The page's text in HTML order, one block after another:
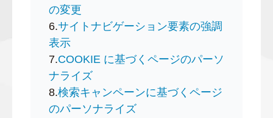
の変更
6.サイトナビゲーション要素の強調
表示
7.COOKIE に基づくページのパーソ
ナライズ
8.検索キャンペーンに基づくページ
のパーソナライズ